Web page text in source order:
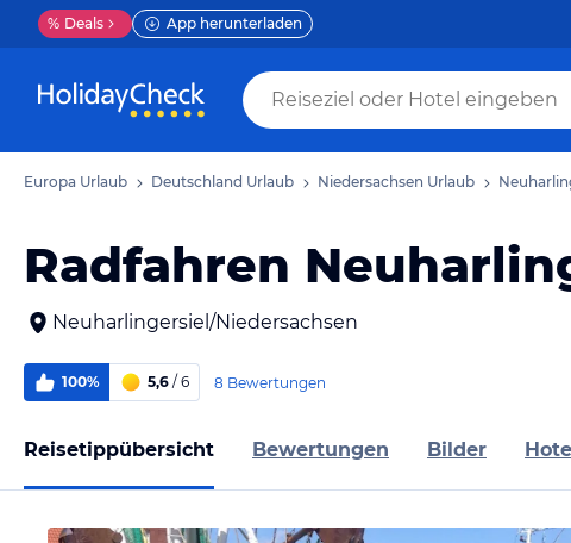
% Deals App herunterladen
Europa Urlaub Deutschland Urlaub Niedersachsen Urlaub
Radfahren
Neuharlingersiel/Niedersachsen
100% 5,6 / 6 8 Bewertungen
Reisetippübersicht Bewertungen Bilder